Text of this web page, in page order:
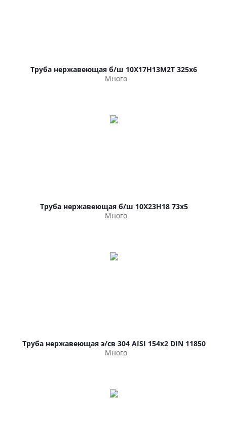
Труба нержавеющая б/ш 10Х17Н13М2Т 325х6
Много
Труба нержавеющая б/ш 10Х23Н18 73х5
Много
Труба нержавеющая э/св 304 AISI 154х2 DIN 11850
Много